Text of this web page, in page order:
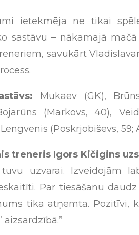
ietekmēja ne tikai
sastāvu – nākamajā
savukārt
Mukaev (GK),
(Markovs, 40),
(Poskrjobiševs, 59;
treneris Igors Kičigins
uzvarai. Izveidojām
Par tiesāšanu
tika atņemta. Pozitīvi,
aizsardzībā.”